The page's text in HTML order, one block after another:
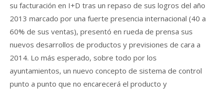
su facturación en I+D tras un repaso de sus logros del año
2013 marcado por una fuerte presencia internacional (40 a
60% de sus ventas), presentó en rueda de prensa sus
nuevos desarrollos de productos y previsiones de cara a
2014. Lo más esperado, sobre todo por los
ayuntamientos, un nuevo concepto de sistema de control
punto a punto que no encarecerá el producto y